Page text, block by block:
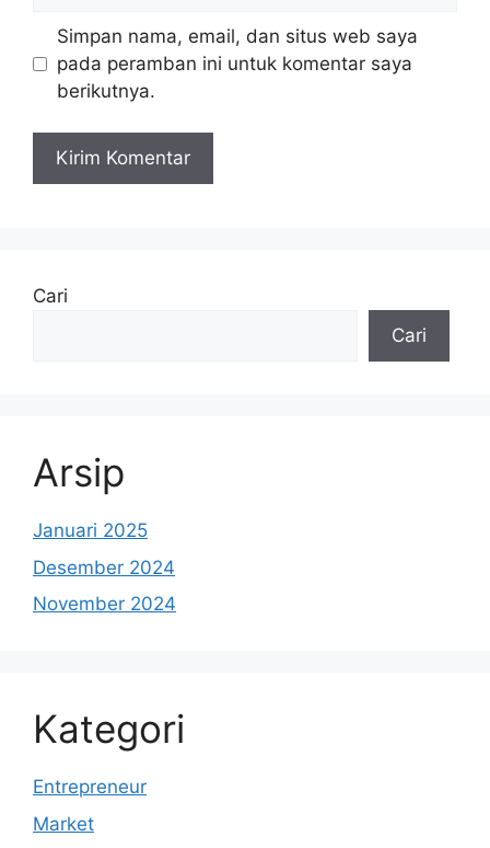
Simpan nama, email, dan situs web saya
pada peramban ini untuk komentar saya
berikutnya.
Cari
Cari
Arsip
Januari 2025
Desember 2024
November 2024
Kategori
Entrepreneur
Market